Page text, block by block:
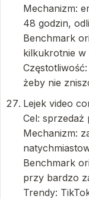
Mechanizm:
48 godzin,
Benchmark
kilkukrotnie w
żeby nie
Lejek video
Cel: sprzedaż
Mechanizm:
Benchmark
przy bardzo
Trendy: